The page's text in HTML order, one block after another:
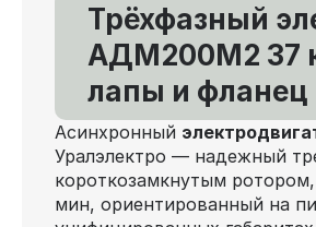
Трёхфазный
АДМ200М2 37
лапы и фланец
Асинхронный
Уралэлектро — надежный
короткозамкнутым
мин, ориентированный на